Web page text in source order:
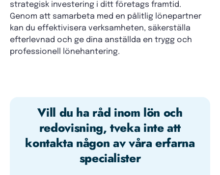
strategisk investering i ditt företags framtid.
Genom att samarbeta med en pålitlig lönepartner
kan du effektivisera verksamheten, säkerställa
efterlevnad och ge dina anställda en trygg och
professionell lönehantering.
Vill du ha råd inom lön och
redovisning, tveka inte att
kontakta någon av våra erfarna
specialister